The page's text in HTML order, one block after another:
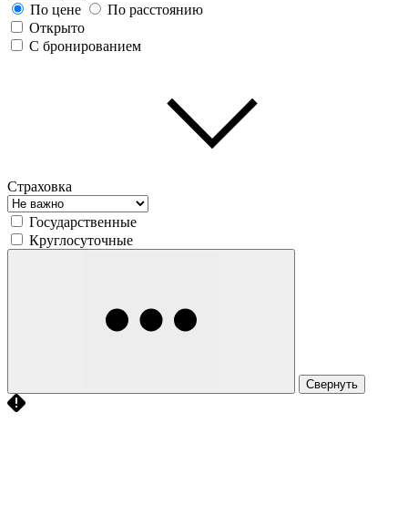
По цене
По расстоянию
Открыто
С бронированием
Страховка
Государственные
Круглосуточные
Свернуть